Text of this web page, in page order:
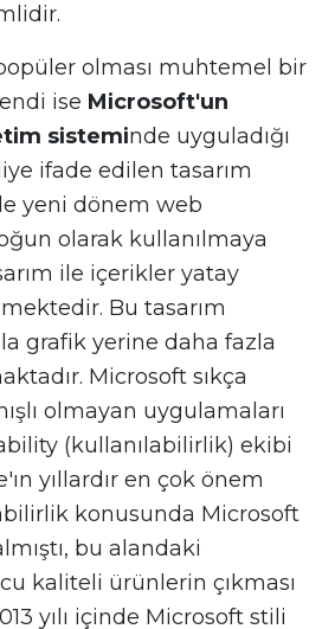
olması muhtemel bir
ise Microsoft'un
sisteminde uyguladığı
ifade edilen tasarım
yeni dönem web
olarak kullanılmaya
ile içerikler yatay
Bu tasarım
grafik yerine daha fazla
Microsoft sıkça
olmayan uygulamaları
(kullanılabilirlik) ekibi
yıllardır en çok önem
konusunda Microsoft
bu alandaki
kaliteli ürünlerin çıkması
yılı içinde Microsoft stili